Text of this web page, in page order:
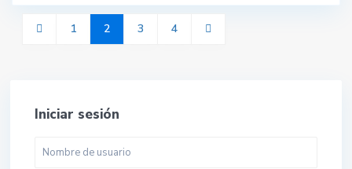
1 2 3 4
Iniciar sesión